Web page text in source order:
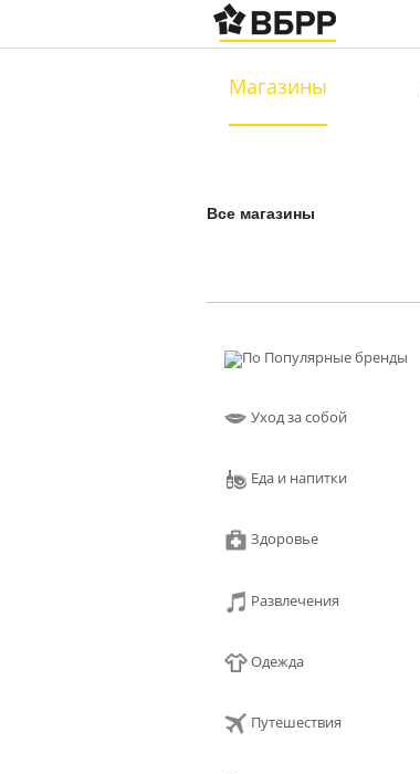
Магазины
Все магазины
Популярные бренды
Уход за собой
Еда и напитки
Здоровье
Развлечения
Одежда
Путешествия